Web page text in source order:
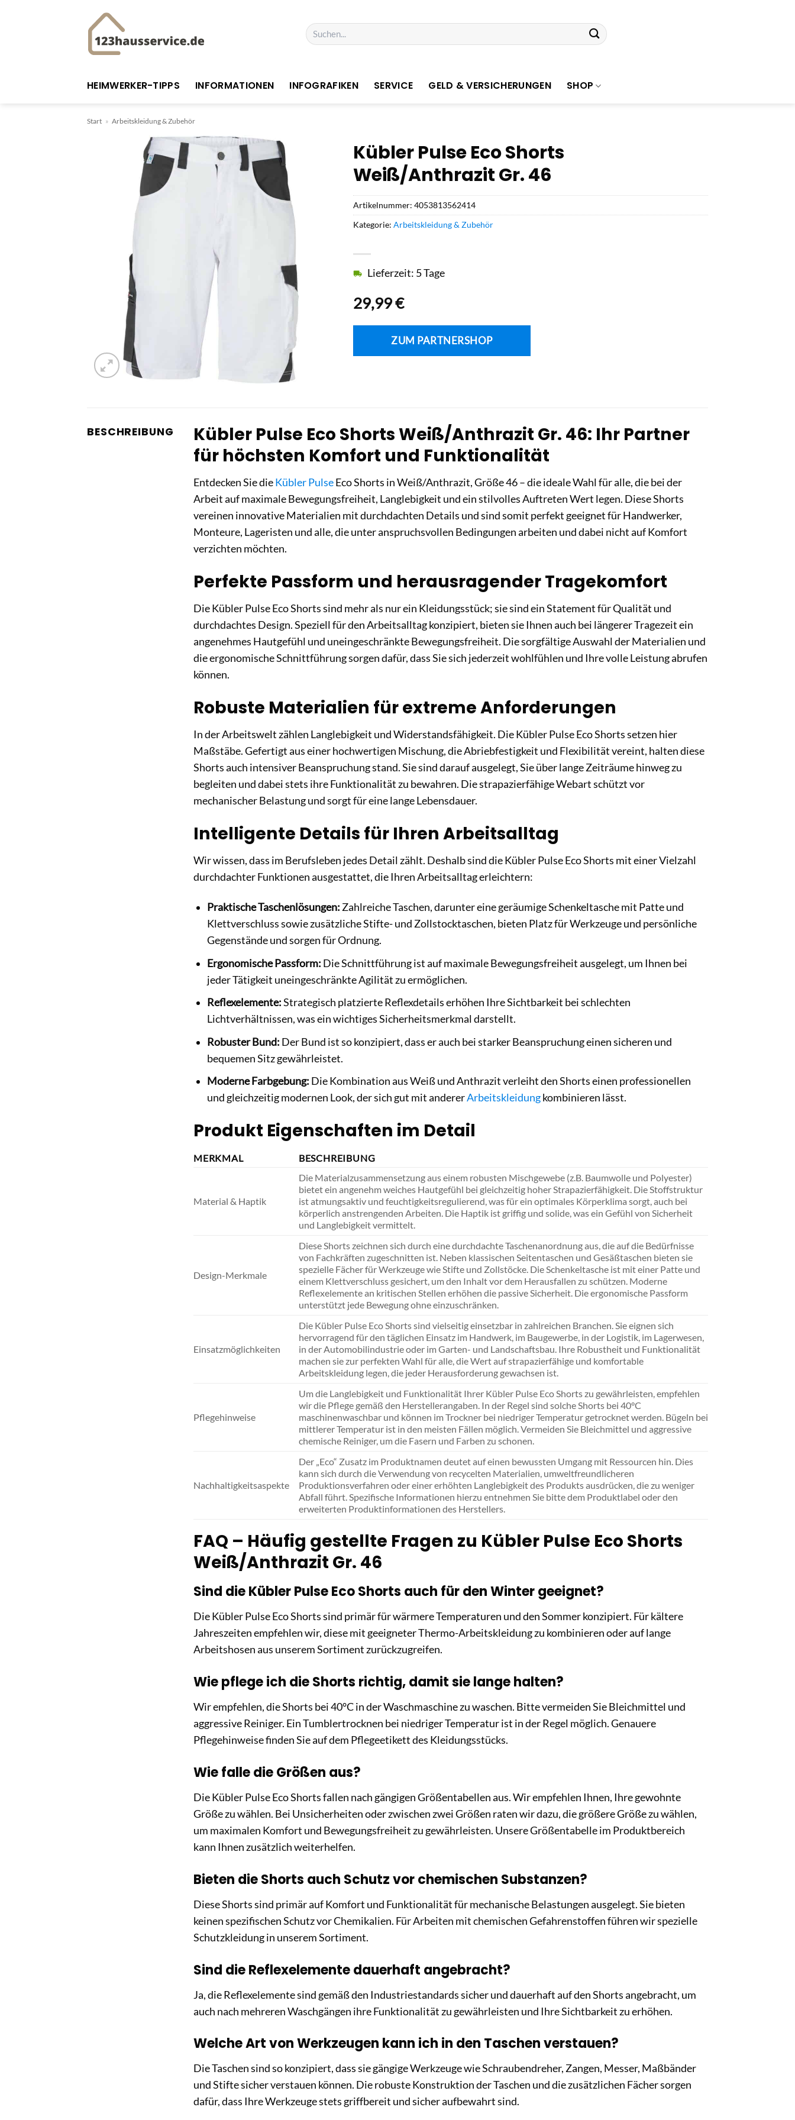
Suchen
nach:
HEIMWERKER-TIPPS INFORMATIONEN INFOGRAFIKEN SERVICE GELD & VERSICHERUNGEN SHOP
Start » Arbeitskleidung & Zubehör
Kübler Pulse Eco Shorts
Weiß/Anthrazit Gr. 46
29,99€
Lieferzeit: 5 Tage
ZUM PARTNERSHOP
Artikelnummer: 4053813562414
Kategorie: Arbeitskleidung & Zubehör
BESCHREIBUNG
Kübler Pulse Eco Shorts Weiß/Anthrazit Gr. 46: Ihr Partner
für höchsten Komfort und Funktionalität
Entdecken Sie dieKübler PulseEco Shorts in Weiß/Anthrazit, Größe 46 – die ideale Wahl für alle, die bei der
Arbeit auf maximale Bewegungsfreiheit, Langlebigkeit und ein stilvolles Auftreten Wert legen. Diese Shorts
vereinen innovative Materialien mit durchdachten Details und sind somit perfekt geeignet für Handwerker,
Monteure, Lageristen und alle, die unter anspruchsvollen Bedingungen arbeiten und dabei nicht auf Komfort
verzichten möchten.
Perfekte Passform und herausragender Tragekomfort
Die Kübler Pulse Eco Shorts sind mehr als nur ein Kleidungsstück; sie sind ein Statement für Qualität und
durchdachtes Design. Speziell für den Arbeitsalltag konzipiert, bieten sie Ihnen auch bei längerer Tragezeit ein
angenehmes Hautgefühl und uneingeschränkte Bewegungsfreiheit. Die sorgfältige Auswahl der Materialien und
die ergonomische Schnittführung sorgen dafür, dass Sie sich jederzeit wohlfühlen und Ihre volle Leistung abrufen
können.
Robuste Materialien für extreme Anforderungen
In der Arbeitswelt zählen Langlebigkeit und Widerstandsfähigkeit. Die Kübler Pulse Eco Shorts setzen hier
Maßstäbe. Gefertigt aus einer hochwertigen Mischung, die Abriebfestigkeit und Flexibilität vereint, halten diese
Shorts auch intensiver Beanspruchung stand. Sie sind darauf ausgelegt, Sie über lange Zeiträume hinweg zu
begleiten und dabei stets ihre Funktionalität zu bewahren. Die strapazierfähige Webart schützt vor
mechanischer Belastung und sorgt für eine lange Lebensdauer.
Intelligente Details für Ihren Arbeitsalltag
Wir wissen, dass im Berufsleben jedes Detail zählt. Deshalb sind die Kübler Pulse Eco Shorts mit einer Vielzahl
durchdachter Funktionen ausgestattet, die Ihren Arbeitsalltag erleichtern:
Praktische Taschenlösungen:Zahlreiche Taschen, darunter eine geräumige Schenkeltasche mit Patte und
Klettverschluss sowie zusätzliche Stifte- und Zollstocktaschen, bieten Platz für Werkzeuge und persönliche
Gegenstände und sorgen für Ordnung.
Ergonomische Passform: Die Schnittführung ist auf maximale Bewegungsfreiheit ausgelegt, um Ihnen bei
jeder Tätigkeit uneingeschränkte Agilität zu ermöglichen.
Reflexelemente:Strategisch platzierte Reflexdetails erhöhen Ihre Sichtbarkeit bei schlechten
Lichtverhältnissen, was ein wichtiges Sicherheitsmerkmal darstellt.
Robuster Bund: Der Bund ist so konzipiert, dass er auch bei starker Beanspruchung einen sicheren und
bequemen Sitz gewährleistet.
Moderne Farbgebung: Die Kombination aus Weiß und Anthrazit verleiht den Shorts einen professionellen
und gleichzeitig modernen Look, der sich gut mit andererArbeitskleidungkombinieren lässt.
Produkt Eigenschaften im Detail
MERKMAL BESCHREIBUNG
Material & Haptik
Die Materialzusammensetzung aus einem robusten Mischgewebe (z.B. Baumwolle und Polyester)
bietet ein angenehm weiches Hautgefühl bei gleichzeitig hoher Strapazierfähigkeit. Die Stoffstruktur
ist atmungsaktiv und feuchtigkeitsregulierend, was für ein optimales Körperklima sorgt, auch bei
körperlich anstrengenden Arbeiten. Die Haptik ist griffig und solide, was ein Gefühl von Sicherheit
und Langlebigkeit vermittelt.
Design-Merkmale
Diese Shorts zeichnen sich durch eine durchdachte Taschenanordnung aus, die auf die Bedürfnisse
von Fachkräften zugeschnitten ist. Neben klassischen Seitentaschen und Gesäßtaschen bieten sie
spezielle Fächer für Werkzeuge wie Stifte und Zollstöcke. Die Schenkeltasche ist mit einer Patte und
einem Klettverschluss gesichert, um den Inhalt vor dem Herausfallen zu schützen. Moderne
Reflexelemente an kritischen Stellen erhöhen die passive Sicherheit. Die ergonomische Passform
unterstützt jede Bewegung ohne einzuschränken.
Einsatzmöglichkeiten
Die Kübler Pulse Eco Shorts sind vielseitig einsetzbar in zahlreichen Branchen. Sie eignen sich
hervorragend für den täglichen Einsatz im Handwerk, im Baugewerbe, in der Logistik, im Lagerwesen,
in der Automobilindustrie oder im Garten- und Landschaftsbau. Ihre Robustheit und Funktionalität
machen sie zur perfekten Wahl für alle, die Wert auf strapazierfähige und komfortable
Arbeitskleidung legen, die jeder Herausforderung gewachsen ist.
Pflegehinweise
Um die Langlebigkeit und Funktionalität Ihrer Kübler Pulse Eco Shorts zu gewährleisten, empfehlen
wir die Pflege gemäß den Herstellerangaben. In der Regel sind solche Shorts bei 40°C
maschinenwaschbar und können im Trockner bei niedriger Temperatur getrocknet werden. Bügeln bei
mittlerer Temperatur ist in den meisten Fällen möglich. Vermeiden Sie Bleichmittel und aggressive
chemische Reiniger, um die Fasern und Farben zu schonen.
Nachhaltigkeitsaspekte
Der „Eco“ Zusatz im Produktnamen deutet auf einen bewussten Umgang mit Ressourcen hin. Dies
kann sich durch die Verwendung von recycelten Materialien, umweltfreundlicheren
Produktionsverfahren oder einer erhöhten Langlebigkeit des Produkts ausdrücken, die zu weniger
Abfall führt. Spezifische Informationen hierzu entnehmen Sie bitte dem Produktlabel oder den
erweiterten Produktinformationen des Herstellers.
FAQ – Häufig gestellte Fragen zu Kübler Pulse Eco Shorts
Weiß/Anthrazit Gr. 46
Sind die Kübler Pulse Eco Shorts auch für den Winter geeignet?
Die Kübler Pulse Eco Shorts sind primär für wärmere Temperaturen und den Sommer konzipiert. Für kältere
Jahreszeiten empfehlen wir, diese mit geeigneter Thermo-Arbeitskleidung zu kombinieren oder auf lange
Arbeitshosen aus unserem Sortiment zurückzugreifen.
Wie pflege ich die Shorts richtig, damit sie lange halten?
Wir empfehlen, die Shorts bei 40°C in der Waschmaschine zu waschen. Bitte vermeiden Sie Bleichmittel und
aggressive Reiniger. Ein Tumblertrocknen bei niedriger Temperatur ist in der Regel möglich. Genauere
Pflegehinweise finden Sie auf dem Pflegeetikett des Kleidungsstücks.
Wie falle die Größen aus?
Die Kübler Pulse Eco Shorts fallen nach gängigen Größentabellen aus. Wir empfehlen Ihnen, Ihre gewohnte
Größe zu wählen. Bei Unsicherheiten oder zwischen zwei Größen raten wir dazu, die größere Größe zu wählen,
um maximalen Komfort und Bewegungsfreiheit zu gewährleisten. Unsere Größentabelle im Produktbereich
kann Ihnen zusätzlich weiterhelfen.
Bieten die Shorts auch Schutz vor chemischen Substanzen?
Diese Shorts sind primär auf Komfort und Funktionalität für mechanische Belastungen ausgelegt. Sie bieten
keinen spezifischen Schutz vor Chemikalien. Für Arbeiten mit chemischen Gefahrenstoffen führen wir spezielle
Schutzkleidung in unserem Sortiment.
Sind die Reflexelemente dauerhaft angebracht?
Ja, die Reflexelemente sind gemäß den Industriestandards sicher und dauerhaft auf den Shorts angebracht, um
auch nach mehreren Waschgängen ihre Funktionalität zu gewährleisten und Ihre Sichtbarkeit zu erhöhen.
Welche Art von Werkzeugen kann ich in den Taschen verstauen?
Die Taschen sind so konzipiert, dass sie gängige Werkzeuge wie Schraubendreher, Zangen, Messer, Maßbänder
und Stifte sicher verstauen können. Die robuste Konstruktion der Taschen und die zusätzlichen Fächer sorgen
dafür, dass Ihre Werkzeuge stets griffbereit und sicher aufbewahrt sind.